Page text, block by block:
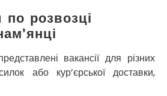
розвозці
вакансії для різних
або кур’єрської доставки,